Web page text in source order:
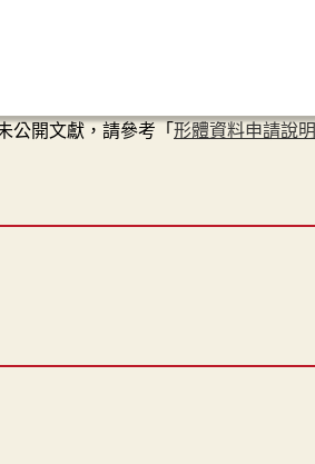
公開文獻，請參考「 形體資料申請說明